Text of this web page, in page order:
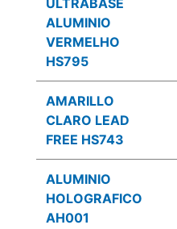
ULTRABASE
ALUMINIO
VERMELHO
HS795
AMARILLO
CLARO LEAD
FREE HS743
ALUMINIO
HOLOGRAFICO
AH001